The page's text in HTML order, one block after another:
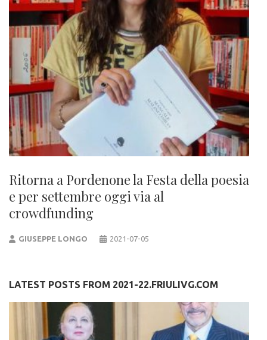
Ritorna a Pordenone la Festa della poesia
e per settembre oggi via al
crowdfunding
GIUSEPPE LONGO 2021-07-05
LATEST POSTS FROM 2021-22.FRIULIVG.COM